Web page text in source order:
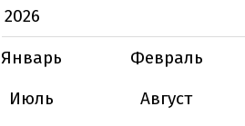
2026
Январь
Февраль
Июль
Август